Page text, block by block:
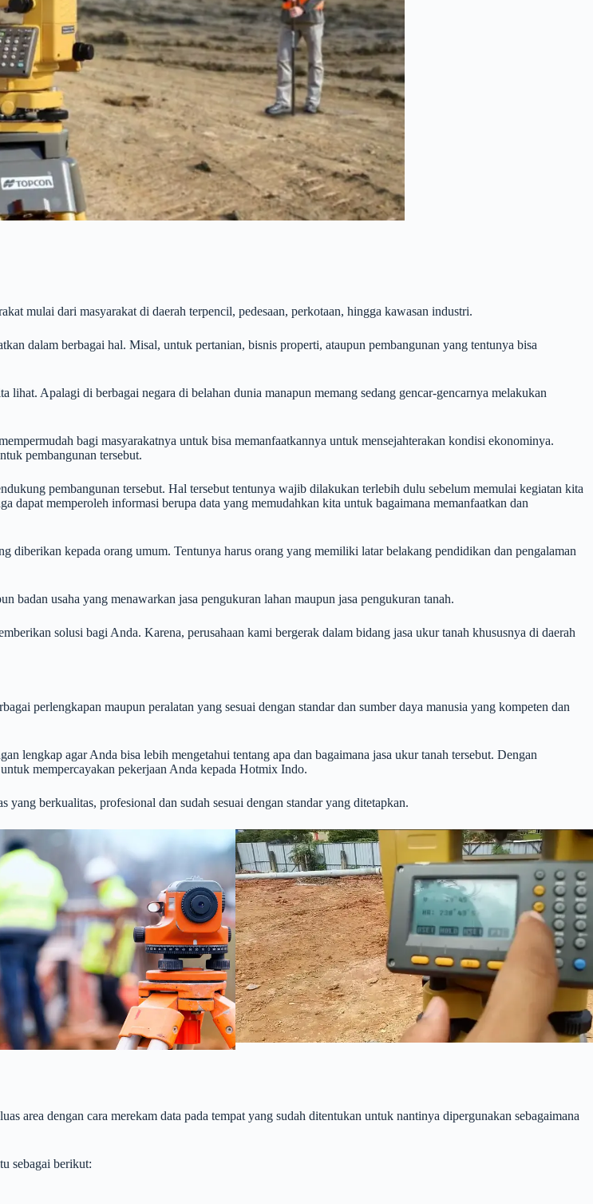
mulai dari masyarakat di daerah terpencil, pedesaan, perkotaan, hingga kawasan industri.
dalam berbagai hal. Misal, untuk pertanian, bisnis properti, ataupun pembangunan yang tentunya bisa
Apalagi di berbagai negara di belahan dunia manapun memang sedang gencar-gencarnya melakukan
bagi masyarakatnya untuk bisa memanfaatkannya untuk mensejahterakan kondisi ekonominya.
pembangunan tersebut.
pembangunan tersebut. Hal tersebut tentunya wajib dilakukan terlebih dulu sebelum memulai kegiatan kita
dapat memperoleh informasi berupa data yang memudahkan kita untuk bagaimana memanfaatkan dan
diberikan kepada orang umum. Tentunya harus orang yang memiliki latar belakang pendidikan dan pengalaman
usaha yang menawarkan jasa pengukuran lahan maupun jasa pengukuran tanah.
solusi bagi Anda. Karena, perusahaan kami bergerak dalam bidang jasa ukur tanah khususnya di daerah
perlengkapan maupun peralatan yang sesuai dengan standar dan sumber daya manusia yang kompeten dan
lengkap agar Anda bisa lebih mengetahui tentang apa dan bagaimana jasa ukur tanah tersebut. Dengan
mempercayakan pekerjaan Anda kepada Hotmix Indo.
yang berkualitas, profesional dan sudah sesuai dengan standar yang ditetapkan.
area dengan cara merekam data pada tempat yang sudah ditentukan untuk nantinya dipergunakan sebagaimana
sebagai berikut: